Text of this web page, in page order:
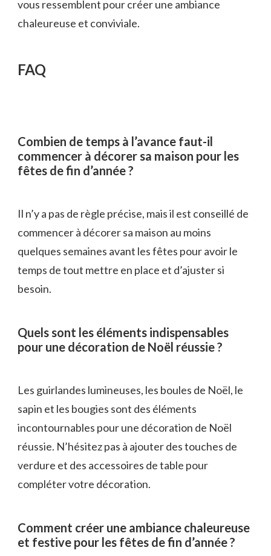
vous ressemblent pour créer une ambiance
chaleureuse et conviviale.
FAQ
Combien de temps à l’avance faut-il
commencer à décorer sa maison pour les
fêtes de fin d’année ?
Il n’y a pas de règle précise, mais il est conseillé de
commencer à décorer sa maison au moins
quelques semaines avant les fêtes pour avoir le
temps de tout mettre en place et d’ajuster si
besoin.
Quels sont les éléments indispensables
pour une décoration de Noël réussie ?
Les guirlandes lumineuses, les boules de Noël, le
sapin et les bougies sont des éléments
incontournables pour une décoration de Noël
réussie. N’hésitez pas à ajouter des touches de
verdure et des accessoires de table pour
compléter votre décoration.
Comment créer une ambiance chaleureuse
et festive pour les fêtes de fin d’année ?